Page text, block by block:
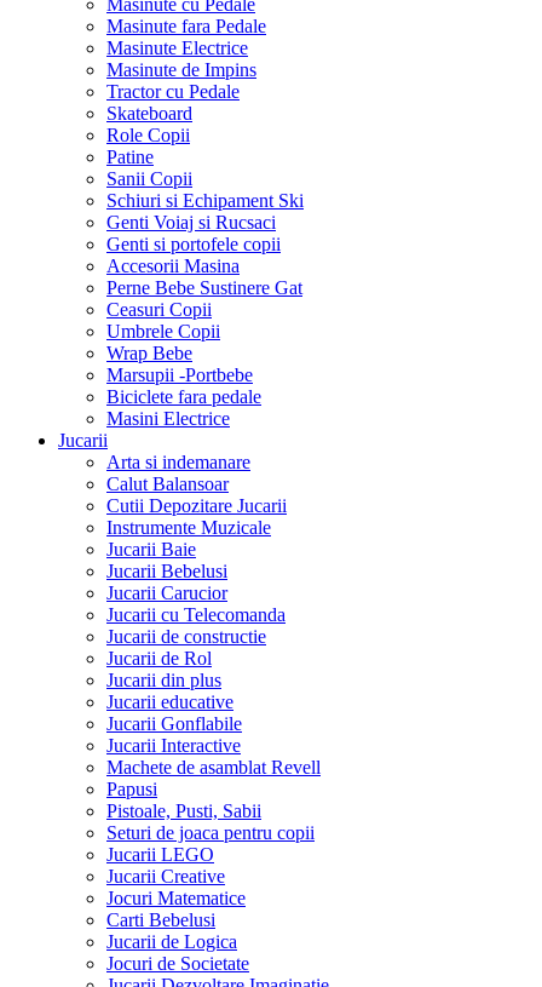
Masinute cu Pedale
Masinute fara Pedale
Masinute Electrice
Masinute de Impins
Tractor cu Pedale
Skateboard
Role Copii
Patine
Sanii Copii
Schiuri si Echipament Ski
Genti Voiaj si Rucsaci
Genti si portofele copii
Accesorii Masina
Perne Bebe Sustinere Gat
Ceasuri Copii
Umbrele Copii
Wrap Bebe
Marsupii -Portbebe
Biciclete fara pedale
Masini Electrice
Jucarii
Arta si indemanare
Calut Balansoar
Cutii Depozitare Jucarii
Instrumente Muzicale
Jucarii Baie
Jucarii Bebelusi
Jucarii Carucior
Jucarii cu Telecomanda
Jucarii de constructie
Jucarii de Rol
Jucarii din plus
Jucarii educative
Jucarii Gonflabile
Jucarii Interactive
Machete de asamblat Revell
Papusi
Pistoale, Pusti, Sabii
Seturi de joaca pentru copii
Jucarii LEGO
Jucarii Creative
Jocuri Matematice
Carti Bebelusi
Jucarii de Logica
Jocuri de Societate